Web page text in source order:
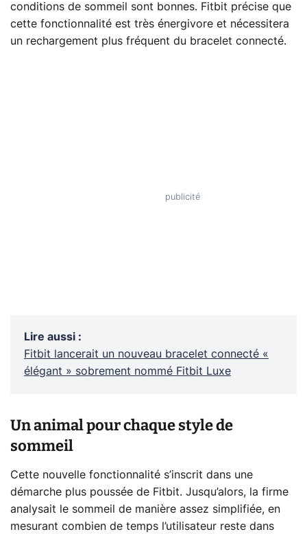
conditions de sommeil sont bonnes. Fitbit précise que
cette fonctionnalité est très énergivore et nécessitera
un rechargement plus fréquent du bracelet connecté.
Lire aussi :
Fitbit lancerait un nouveau bracelet connecté «
élégant » sobrement nommé Fitbit Luxe
Un animal pour chaque style de
sommeil
Cette nouvelle fonctionnalité s’inscrit dans une
démarche plus poussée de Fitbit. Jusqu’alors, la firme
analysait le sommeil de manière assez simplifiée, en
mesurant combien de temps l’utilisateur reste dans